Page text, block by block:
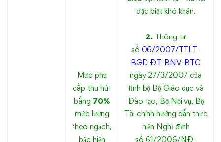
Mức phụ
cấp thu hút
bằng 70%
mức lương
theo ngạch,
bậc hiện
đặc biệt khó khăn.
2. Thông tư
số 06/2007/TTLT-
BGD ĐT-BNV-BTC
ngày 27/3/2007 của
tỉnh bộ Bộ Giáo dục và
Đào tạo, Bộ Nội vụ, Bộ
Tài chính hướng dẫn thực
hiện Nghị định
số 61/2006/NĐ-